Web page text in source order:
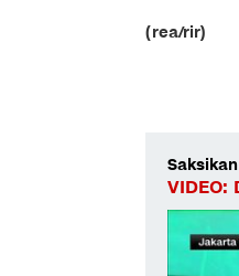
(rea/rir)